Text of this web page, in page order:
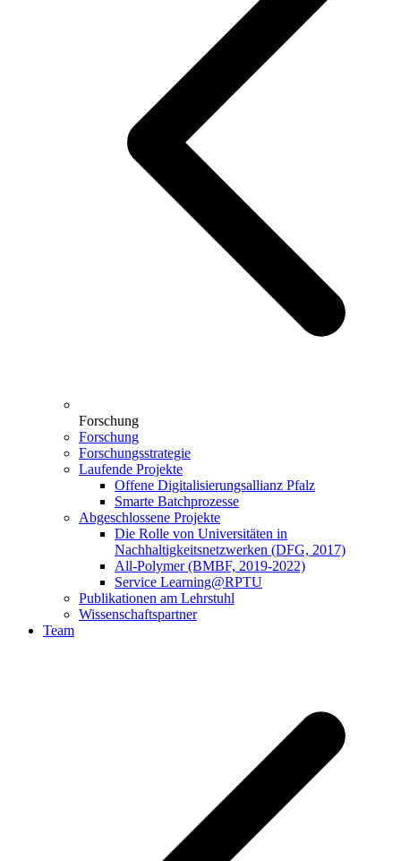
Forschung
Forschung
Forschungsstrategie
Laufende Projekte
Offene Digitalisierungsallianz Pfalz
Smarte Batchprozesse
Abgeschlossene Projekte
Die Rolle von Universitäten in
Nachhaltigkeitsnetzwerken (DFG, 2017)
All-Polymer (BMBF, 2019-2022)
Service Learning@RPTU
Publikationen am Lehrstuhl
Wissenschaftspartner
Team